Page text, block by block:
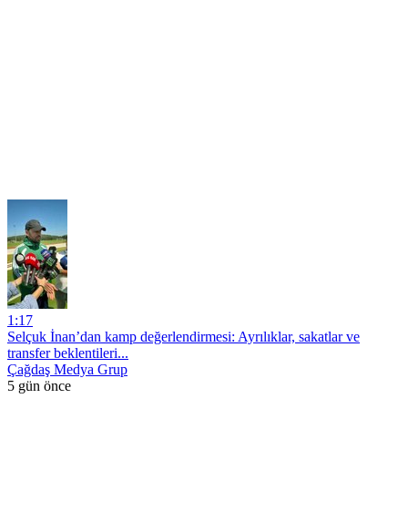
1:17
Selçuk İnan’dan kamp değerlendirmesi: Ayrılıklar, sakatlar ve
transfer beklentileri...
Çağdaş Medya Grup
5 gün önce